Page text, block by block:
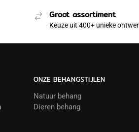
Groot assortiment
Keuze uit 400+ unieke
ONZE BEHANGSTIJLEN
Natuur behang
Dieren behang